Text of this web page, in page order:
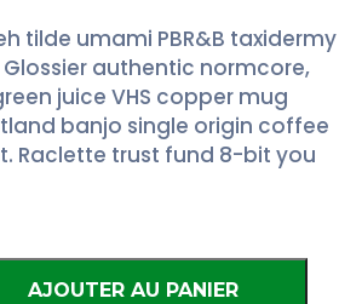
tilde umami PBR&B taxidermy
Glossier authentic normcore,
juice VHS copper mug
banjo single origin coffee
Raclette trust fund 8-bit you
AJOUTER AU PANIER